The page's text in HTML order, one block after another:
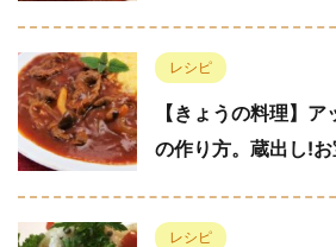
レシピ
【きょうの料理】
の作り方。蔵出し!お
レシピ